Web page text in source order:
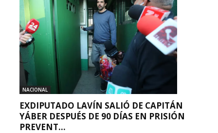
NACIONAL
EXDIPUTADO LAVÍN SALIÓ DE CAPITÁN
YÁBER DESPUÉS DE 90 DÍAS EN PRISIÓN
PREVENT...